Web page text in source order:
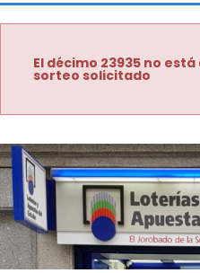
El décimo 23935 no
sorteo solicitado